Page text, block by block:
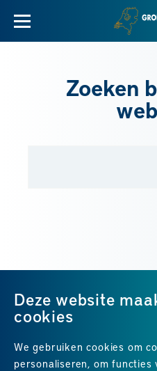
Deze website
cookies
We gebruiken cookies om
personaliseren, om
Zoeken